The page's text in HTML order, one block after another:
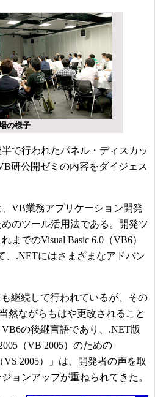
の様子
で行われたパネル・ディスカッ
研公開ゼミの内容をダイジェス
VB業務アプリケーション開発
のツール活用法である。開発ツ
までのVisual Basic 6.0（VB6）
、.NETにはさまざまなアドバン
継続して行われているが、その
然ながらもはや更改されること
の後継言語であり、.NET版
（VB 2005）のための
VS 2005）」は、開発者の声を取
ョンアップが重ねられてきた。